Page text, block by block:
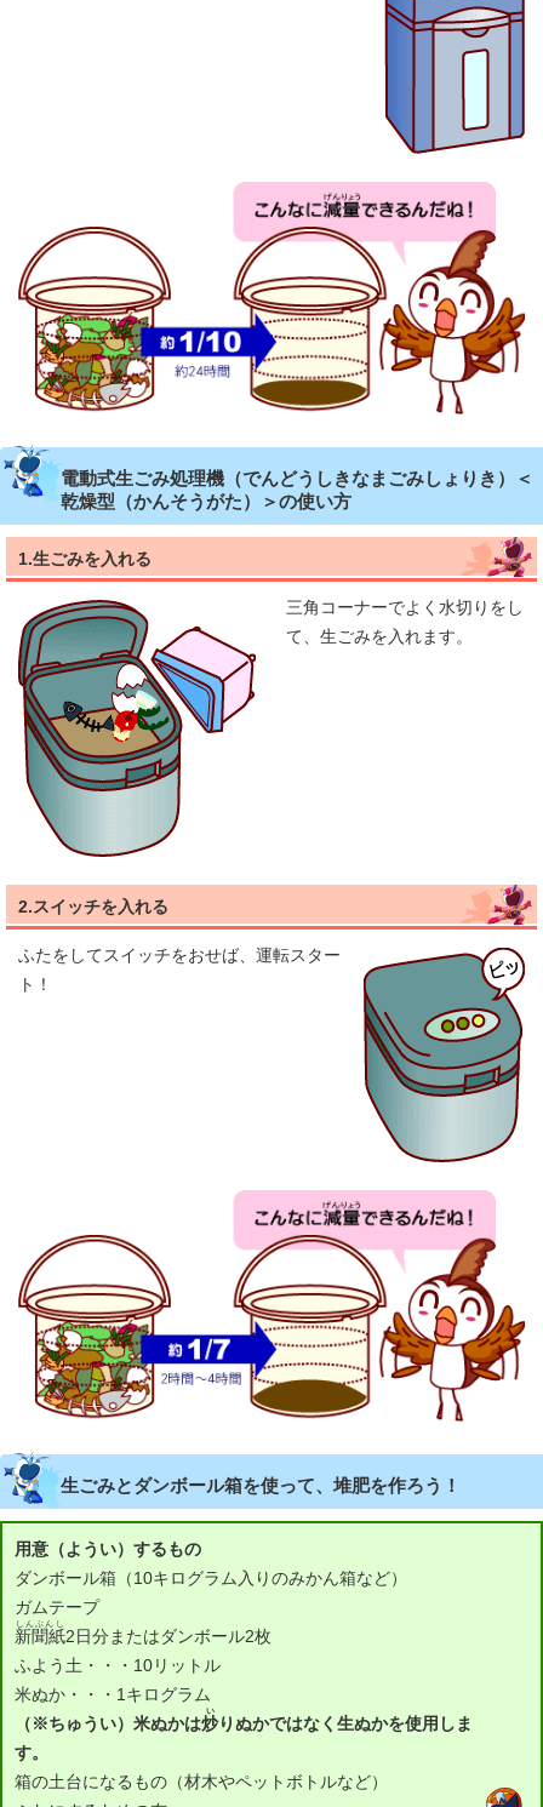
電動式生ごみ処理機（でんどうしきなまごみしょりき）＜
乾燥型（かんそうがた）＞の使い方
1.生ごみを入れる
三角コーナーでよく水切りをし
て、生ごみを入れます。
2.スイッチを入れる
ふたをしてスイッチをおせば、運転スター
ト！
生ごみとダンボール箱を使って、堆肥を作ろう！
用意（ようい）するもの
ダンボール箱（10キログラム入りのみかん箱など）
ガムテープ
新聞紙
しんぶんし
2日分またはダンボール2枚
ふよう土・・・10リットル
米ぬか・・・1キログラム
（※ちゅうい）米ぬかは炒
い
りぬかではなく生ぬかを使用しま
す。
箱の土台になるもの（材木やペットボトルなど）